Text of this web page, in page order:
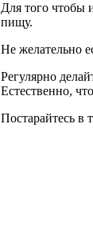
Для того чтобы
пищу.
Не желательно
Регулярно
Естественно,
Постарайтесь в